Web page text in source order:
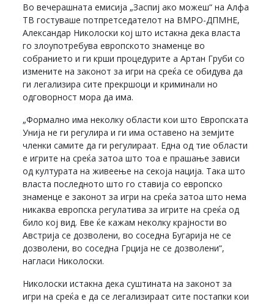
Во вечерашната емисија „Заспиј ако можеш“ на Алфа
ТВ гостуваше потпретседателот на ВМРО-ДПМНЕ,
Александар Николоски кој што истакна дека власта
го злоупотребува европското знаменце во
собранието и ги крши процедурите а Артан Груби со
измените на законот за игри на среќа се обидува да
ги легализира сите прекршоци и криминали но
одговорност мора да има.
„Формално има неколку области кои што Европската
Унија не ги регулира и ги има оставено на земјите
членки самите да ги регулираат. Една од тие области
е игрите на среќа затоа што тоа е прашање зависи
од културата на живеење на секоја нација. Така што
власта последното што го ставија со европско
знаменце е законот за игри на среќа затоа што нема
никаква европска регулатива за игрите на среќа од
било кој вид. Еве ќе кажам неколку крајности во
Австрија се дозволени, во соседна Бугарија не се
дозволени, во соседна Грција не се дозволени“,
нагласи Николоски.
Николоски истакна дека суштината на законот за
игри на среќа е да се легализираат сите постапки кои